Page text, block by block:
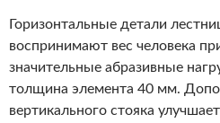
Горизонтальные детали
воспринимают вес человека
значительные абразивные
толщина элемента 40 мм.
вертикального стояка